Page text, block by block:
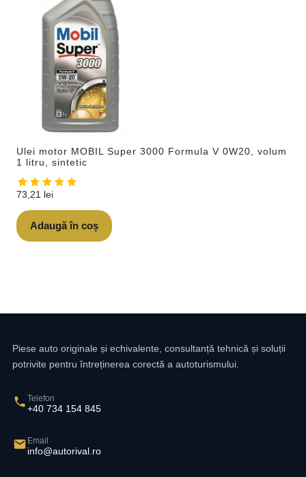
Ulei motor MOBIL Super 3000 Formula V 0W20, volum
1 litru, sintetic
73,21 lei
Adaugă în coș
Piese auto originale și echivalente, consultanță tehnică și soluții
potrivite pentru întreținerea corectă a autoturismului.
Telefon
+40 734 154 845
Email
info@autorival.ro